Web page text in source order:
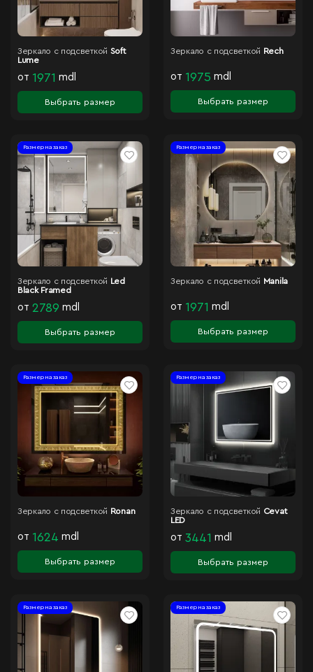
Зеркало с подсветкой Soft
Lume
от 1971 mdl
Выбрать размер
Зеркало с подсветкой Rech
от 1975 mdl
Выбрать размер
Размер на заказ
Зеркало с подсветкой Led
Black Framed
от 2789 mdl
Выбрать размер
Размер на заказ
Зеркало с подсветкой Manila
от 1971 mdl
Выбрать размер
Размер на заказ
Зеркало с подсветкой Ronan
от 1624 mdl
Выбрать размер
Размер на заказ
Зеркало с подсветкой Cevat
LED
от 3441 mdl
Выбрать размер
Размер на заказ Размер на заказ